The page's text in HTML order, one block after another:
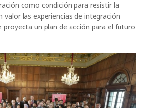
como condición para resistir la
valor las experiencias de integración
proyecta un plan de acción para el futuro